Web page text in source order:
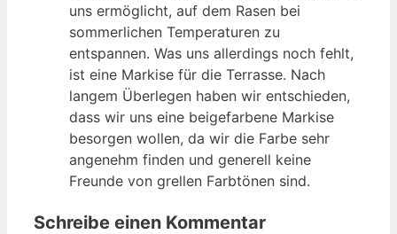
uns ermöglicht, auf dem Rasen bei
sommerlichen Temperaturen zu
entspannen. Was uns allerdings noch fehlt,
ist eine Markise für die Terrasse. Nach
langem Überlegen haben wir entschieden,
dass wir uns eine beigefarbene Markise
besorgen wollen, da wir die Farbe sehr
angenehm finden und generell keine
Freunde von grellen Farbtönen sind.
Schreibe einen Kommentar